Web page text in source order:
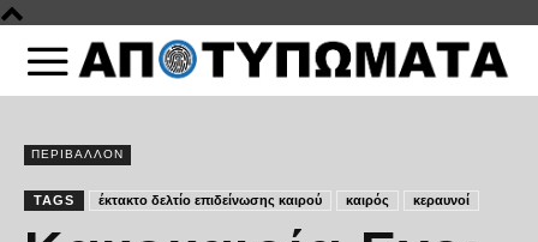
ΠΕΡΙΒΑΛΛΟΝ
TAGS έκτακτο δελτίο επιδείνωσης καιρού καιρός κεραυνοί